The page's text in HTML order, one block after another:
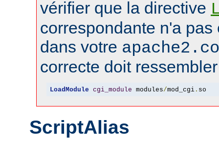
vérifier que la directive
correspondante n'a pas
dans votre
correcte doit
LoadModule cgi_module modules/mod_cgi. so
ScriptAlias